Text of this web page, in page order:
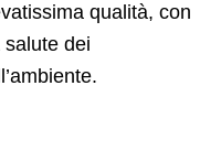
qualità, con
dei